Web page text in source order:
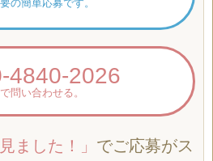
の簡単応募です。
4840-2026
問い合わせる。
ました！」 でご応募がス